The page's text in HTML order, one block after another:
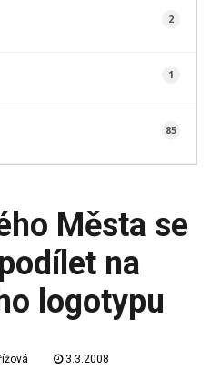
2
1
85
Města se
na
logotypu
3.3.2008